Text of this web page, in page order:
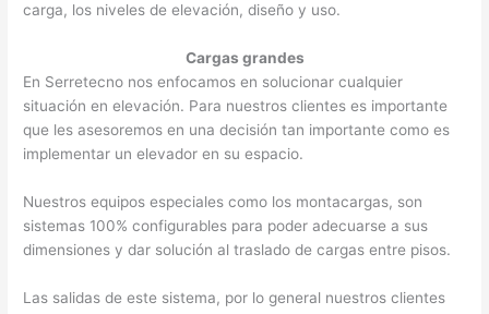
carga, los niveles de elevación, diseño y uso.
Cargas grandes
En Serretecno nos enfocamos en solucionar cualquier
situación en elevación. Para nuestros clientes es importante
que les asesoremos en una decisión tan importante como es
implementar un elevador en su espacio.
Nuestros equipos especiales como los montacargas, son
sistemas 100% configurables para poder adecuarse a sus
dimensiones y dar solución al traslado de cargas entre pisos.
Las salidas de este sistema, por lo general nuestros clientes